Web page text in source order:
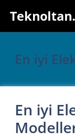
atla
En iyi
En iyi